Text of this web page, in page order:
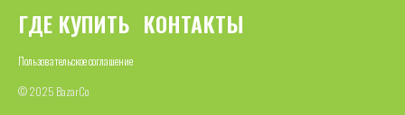
ГДЕ КУПИТЬ КОНТАКТЫ
Пользовательское соглашение
© 2025 BazarCo